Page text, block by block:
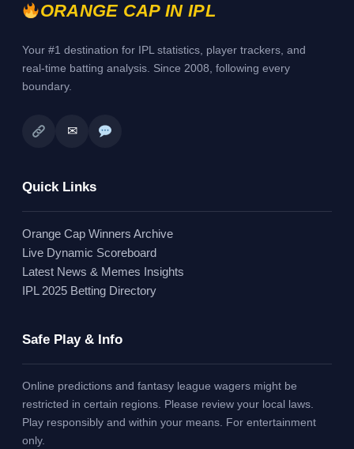
ORANGE CAP IN IPL
Your #1 destination for IPL statistics, player trackers, and
real-time batting analysis. Since 2008, following every
boundary.
✉
Quick Links
Orange Cap Winners Archive
Live Dynamic Scoreboard
Latest News & Memes Insights
IPL 2025 Betting Directory
Safe Play & Info
Online predictions and fantasy league wagers might be
restricted in certain regions. Please review your local laws.
Play responsibly and within your means. For entertainment
only.